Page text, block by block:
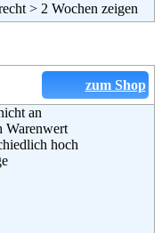
> 2 Wochen zeigen
zum Shop
an
Warenwert
hoch